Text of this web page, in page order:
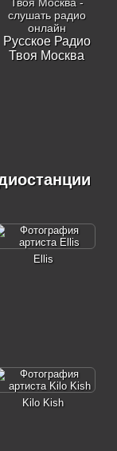
Русское Радио
Твоя Москва
Ellis
Kilo Kish